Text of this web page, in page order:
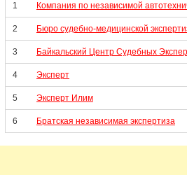
1 Компания по независимой
2 Бюро судебно-медицинской
3 Байкальский Центр Судебных
4 Эксперт
5 Эксперт Илим
6 Братская независимая экспертиза